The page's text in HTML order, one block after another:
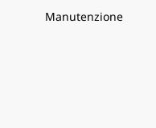
Manutenzione